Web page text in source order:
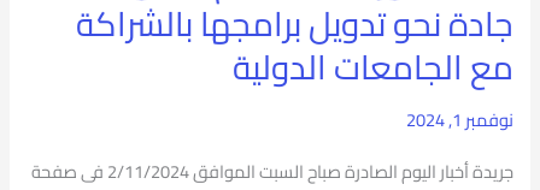
جادة نحو تدويل برامجها بالشراكة
مع الجامعات الدولية
نوفمبر 1, 2024
جريدة أخبار اليوم الصادرة صباح السبت الموافق 2/11/2024 فى صفحة
مع
الجامعات
الدولية